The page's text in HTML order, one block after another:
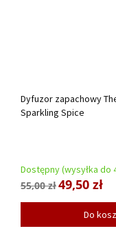
Dyfuzor zapachowy
Sparkling Spice
Dostępny (wysyłka do
55,00 zł49,50 zł
Do